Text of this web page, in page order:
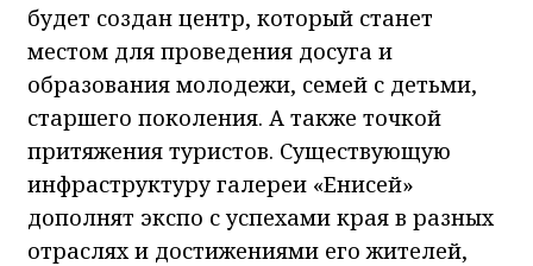
будет создан центр, который станет
местом для проведения досуга и
образования молодежи, семей с детьми,
старшего поколения. А также точкой
притяжения туристов. Существующую
инфраструктуру галереи «Енисей»
дополнят экспо с успехами края в разных
отраслях и достижениями его жителей,